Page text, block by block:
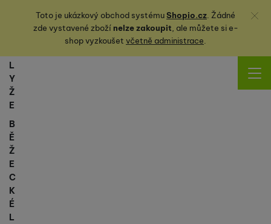
Toto je ukázkový obchod systémuShopio.cz. Žádné
zde vystavené zbožínelze zakoupit, ale můžete sie-
shop vyzkoušet včetně administrace.
Zavřít
L
Y
Ž
E
B
Ě
Ž
E
C
K
É
L